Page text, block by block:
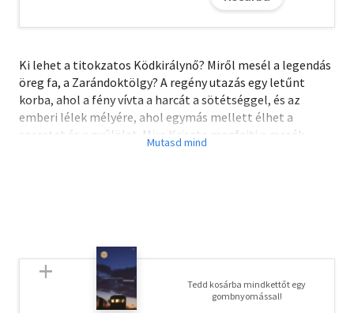
Ki lehet a titokzatos Ködkirálynő? Miről mesél a legendás
öreg fa, a Zarándoktölgy? A regény utazás egy letűnt
korba, ahol a fény vívta a harcát a sötétséggel, és az
emberi lélek mélyére, ahol egymás mellett élhet a
szeretet és a gyűlölet. Mire Kriszta megfejti a mesék
Tedd kosárba mindkettőt egy
gombnyomással!